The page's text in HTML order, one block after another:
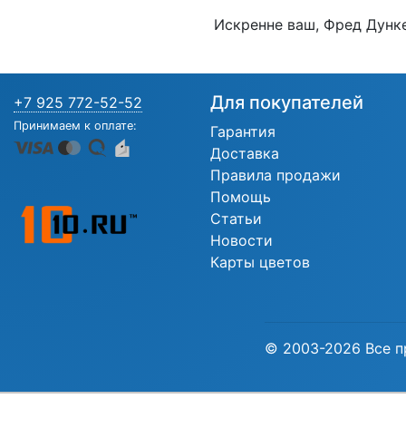
Искренне ваш, Фред
+7 925 772-52-52
Принимаем к оплате:
Для покупателей
Гарантия
Доставка
Правила продажи
Помощь
Статьи
Новости
Карты цветов
© 2003-2026 Все